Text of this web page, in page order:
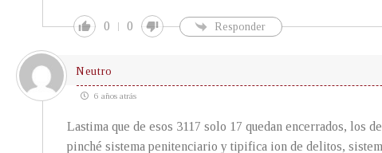
0 0 Responder
Neutro
6 años atrás
Lastima que de esos 3117 solo 17 quedan encerrados, los
pinché sistema penitenciario y tipifica ion de delitos,